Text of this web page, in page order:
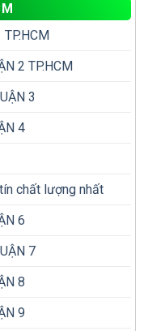
2 TP.HCM
3
4
chất lượng nhất
6
7
8
9